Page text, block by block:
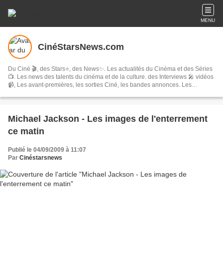
MENU
CinéStarsNews.com
Du Ciné 🎬, des Stars⭐, des News✨. Les actualités du Cinéma et des Séries
📺. Les news des talents du cinéma et de la culture. des Interviews 🎤 vidéos
📹, Les avant-premières, les sorties Ciné, les bandes annonces. Les
Michael Jackson - Les images de l'enterrement
ce matin
Publié le 04/09/2009 à 11:07
Par Cinéstarsnews